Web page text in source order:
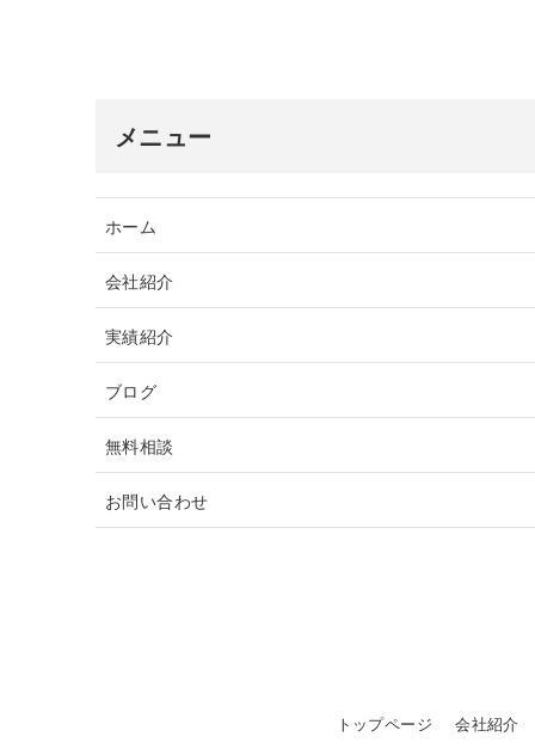
メニュー
ホーム
会社紹介
実績紹介
ブログ
無料相談
お問い合わせ
トップページ 会社紹介